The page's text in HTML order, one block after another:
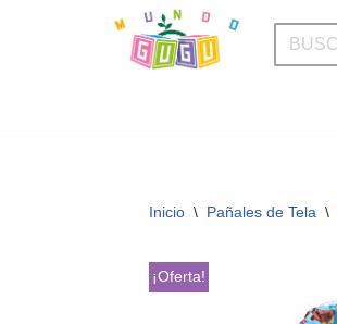
Inicio \ Pañales de Tela \
¡Oferta!